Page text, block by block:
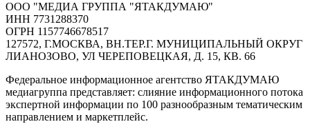
ООО "МЕДИА ГРУППА "ЯТАКДУМАЮ"
ИНН 7731288370
ОГРН 1157746678517
127572, Г.МОСКВА, ВН.ТЕР.Г. МУНИЦИПАЛЬНЫЙ ОКРУГ
ЛИАНОЗОВО, УЛ ЧЕРЕПОВЕЦКАЯ, Д. 15, КВ. 66
Федеральное информационное агентство ЯТАКДУМАЮ
медиагруппа представляет: слияние информационного потока
экспертной информации по 100 разнообразным тематическим
направлением и маркетплейс.